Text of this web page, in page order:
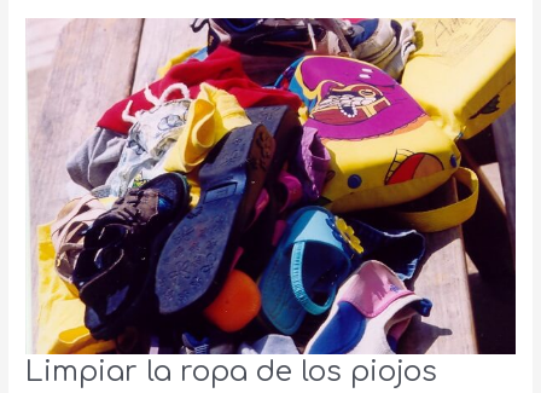
Limpiar la ropa de los piojos